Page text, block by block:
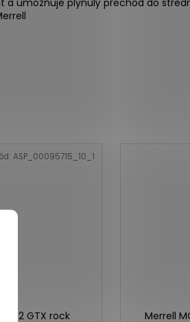
2 GTX rock
ASP_00095715_10_1
Merrell